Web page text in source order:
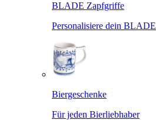
BLADE Zapfgriffe
Personalisiere dein BLADE
Biergeschenke
Für jeden Bierliebhaber